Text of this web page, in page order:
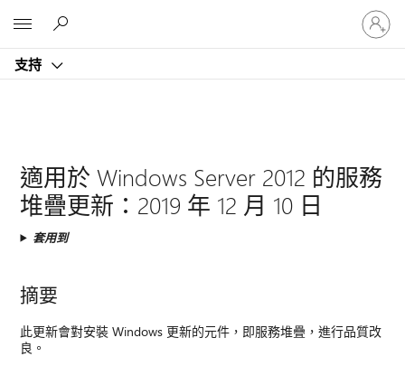
支持
登
入
您
適用於 Windows Server 2012 的服務
堆疊更新：2019 年 12 月 10 日
套用到
摘要
此更新會對安裝 Windows 更新的元件，即服務堆疊，進行品質改
良。